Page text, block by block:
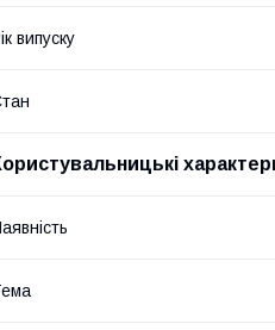
випуску